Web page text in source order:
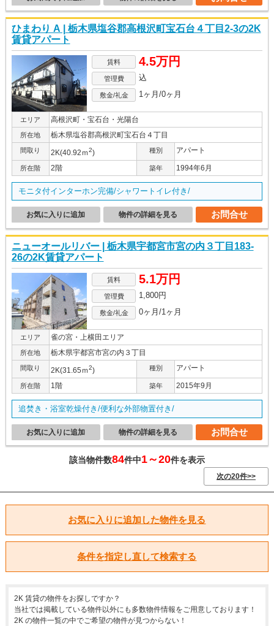
ひまわり A | 栃木県塩谷郡高根沢町宝石台４丁目2-3の2K
賃貸アパート
賃料 4.5万円
管理費 込
敷金/礼金 1ヶ月/0ヶ月
エリア 高根沢町・宝石台・光陽台
所在地 栃木県塩谷郡高根沢町宝石台４丁目
間取り 2K(40.92ｍ2) 種別 アパート
所在階 2階 築年 1994年6月
モニタ付インターホン完備/シャワートイレ付き/
お問合せ
物件の詳細を見る
お気に入りに追加
ニューオールリバー | 栃木県宇都宮市宮の内３丁目183-
26の2K賃貸アパート
賃料 5.1万円
管理費 1,800円
敷金/礼金 0ヶ月/1ヶ月
エリア 雀の宮・上横田エリア
所在地 栃木県宇都宮市宮の内３丁目
間取り 2K(31.65ｍ2) 種別 アパート
所在階 1階 築年 2015年9月
追焚き・浴室乾燥付き/便利な外部物置付き/
お問合せ
物件の詳細を見る
お気に入りに追加
該当物件数84件中1～20件を表示
次の20件>>
お気に入りに追加した物件を見る
条件を指定し直して検索する
2K 賃貸の物件をお探しですか？
当社では掲載している物件以外にも多数物件情報をご用意しております！
2K の物件一覧の中でご希望の物件が見つからない！